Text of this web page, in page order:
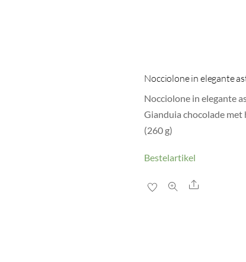
Nocciolone in elegante
Nocciolone in elegante
Gianduia chocolade met
(260 g)
Bestelartikel
Share